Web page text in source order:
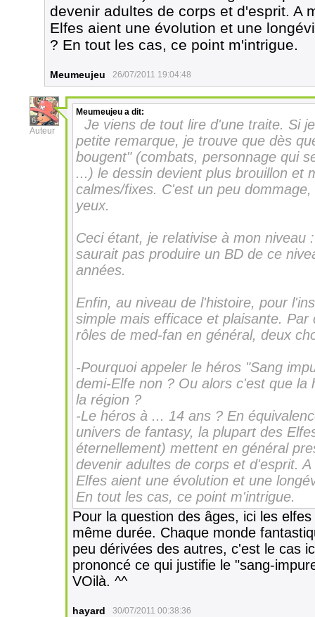
devenir adultes de corps et d'esprit. A
Elfes aient une évolution et une
? En tout les cas, ce point m'intrigue.
Meumeujeu 26/07/2011 19:04:48
6
Auteur
Meumeujeu a dit:
Je viens de tout lire d'une traite. Si
petite remarque, je trouve que dès
bougent" (combats, personnage qui
...) le dessin devient plus brouillon et
calmes/fixes. C'est un peu
yeux.
Ceci étant, je relativise à mon niveau
saurait pas produire un BD de ce
années.
Enfin, au niveau de l'histoire, pour
simple mais efficace et plaisante.
rôles de med-fan en général, deux
-Pourquoi appeler le héros "Sang
demi-Elfe non ? Ou alors c'est que
la région ?
-Le héros à ... 14 ans ? En
univers de fantasy, la plupart des
éternellement) mettent en général
devenir adultes de corps et d'esprit.
Elfes aient une évolution et une
En tout les cas, ce point m'intrigue.
Pour la question des âges, ici les
même durée. Chaque monde
peu dérivées des autres, c'est le cas
prononcé ce qui justifie le "sang-
VOilà. ^^
hayard 30/07/2011 00:38:36